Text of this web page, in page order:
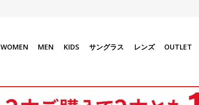
WOMEN MEN KIDS サングラス レンズ OUTLET